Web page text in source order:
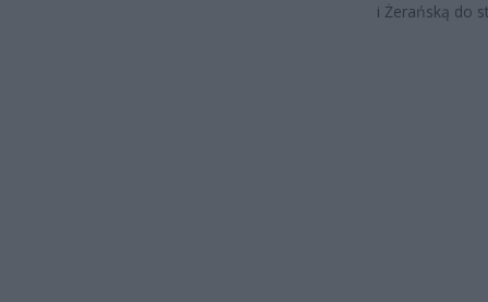
i Żerańską do